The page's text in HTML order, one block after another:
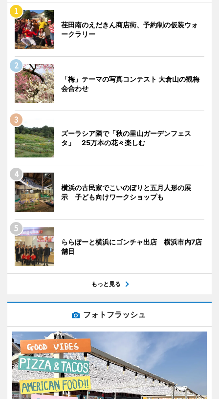
荏田南のえだきん商店街、予約制の仮装ウォ
ークラリー
「梅」テーマの写真コンテスト 大倉山の観梅
会合わせ
ズーラシア隣で「秋の里山ガーデンフェス
タ」 25万本の花々楽しむ
横浜の古民家でこいのぼりと五月人形の展
示 子ども向けワークショップも
ららぽーと横浜にゴンチャ出店 横浜市内7店
舗目
もっと見る
フォトフラッシュ